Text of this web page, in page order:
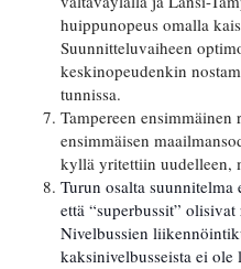
huippunopeus omalla
Suunnitteluvaiheen
keskinopeudenkin
tunnissa.
Tampereen
ensimmäisen
kyllä yritettiin uudelleen,
Turun osalta
että “superbussit”
Nivelbussien
kaksinivelbusseista ei ole